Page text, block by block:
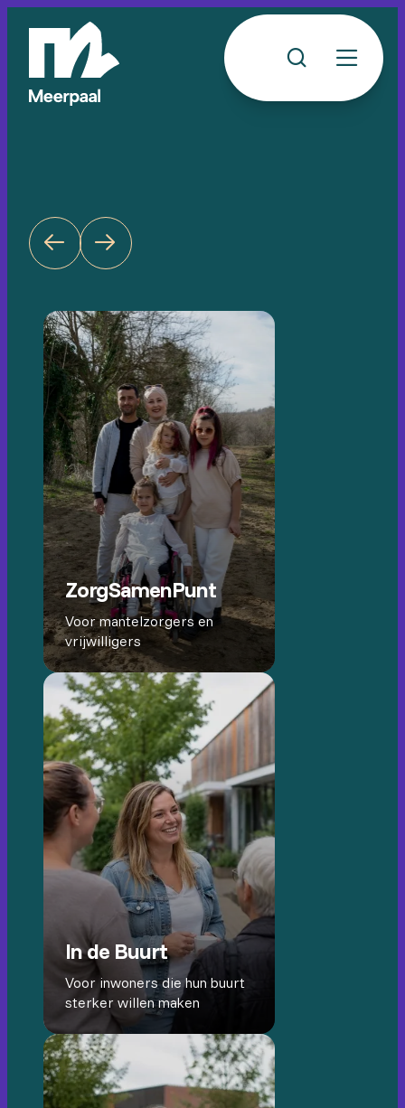
ZorgSamenPunt
Voor mantelzorgers en
vrijwilligers
In de Buurt
Voor inwoners die hun buurt
sterker willen maken